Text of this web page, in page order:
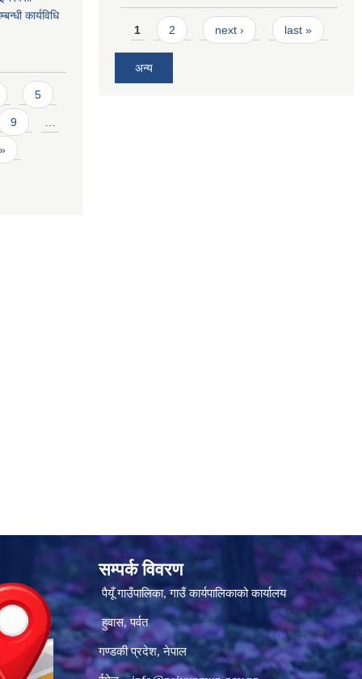
कार्यविधि
5
9 …
Pages
1 2 next › last »
अन्य
सम्पर्क विवरण
पैयूँ गाउँपालिका, गाउँ कार्यपालिकाको कार्यालय
हुवास, पर्वत
गण्डकी प्रदेश, नेपाल